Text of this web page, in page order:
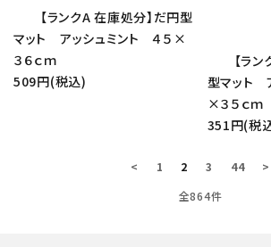
【ランクA 在庫処分】だ円型
マット アッシュミント ４５×
３６ｃｍ
509円(税込)
【ラ
型マット
×３５ｃｍ
351円(税
< 1 2 3 44
>
全864件